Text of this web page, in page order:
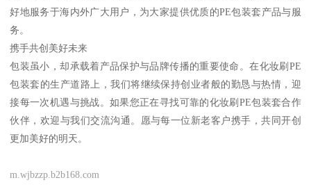
好地服务于海内外广大用户，为大家提供优质的PE包装套产品与服
务。
携手共创美好未来
包装虽小，却承载着产品保护与品牌传播的重要使命。在化妆刷PE
包装套的生产道路上，我们将继续保持创业者般的勤恳与热情，迎
接每一次机遇与挑战。如果您正在寻找可靠的化妆刷PE包装套合作
伙伴，欢迎与我们交流沟通。愿与每一位新老客户携手，共同开创
更加美好的明天。
m.wjbzzp.b2b168.com